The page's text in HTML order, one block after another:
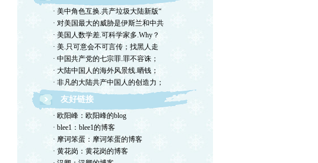
· 美中角色互换.共产垃圾大陆新版“
· 对美国最大的威胁是伊斯兰和中共
· 美国人数学差.可科学家多.Why？
· 美.只可意会不可言传；找黑人走
· 中国共产党的七宗罪.罪不容诛；
· 大陆中国人的海外风景线.晒钱；
· 非凡的大陆共产中国人的创造力；
友好链接
· 欧阳峰：欧阳峰的blog
· blee1：blee1的博客
· 摩诃笨蛋：摩诃笨蛋的博客
· 黄花岗：黄花岗的博客